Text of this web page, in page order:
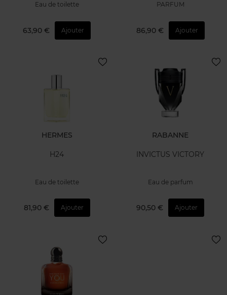
Eau de toilette
63,90 € Ajouter
PARFUM
86,90 € Ajouter
HERMES
H24
Eau de toilette
81,90 € Ajouter
RABANNE
INVICTUS VICTORY
Eau de parfum
90,50 € Ajouter